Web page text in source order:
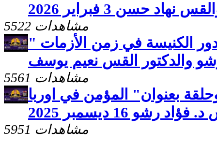
نهاد حسن 3 فبراير 2026
5522 مشاهدات
الكنيسة في زمن الأزمات "
والدكتور القس نعيم يوسف
5561 مشاهدات
بعنوان" المؤمن في اوربا
16 ديسمبر 2025
5951 مشاهدات